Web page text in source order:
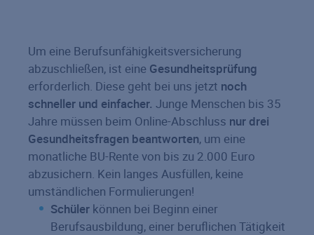
Um eine Berufsunfähigkeitsversicherung
abzuschließen, ist eine Gesundheitsprüfung
erforderlich. Diese geht bei uns jetzt noch
schneller und einfacher. Junge Menschen bis 35
Jahre müssen beim Online-Abschluss nur drei
Gesundheitsfragen beantworten, um eine
monatliche BU-Rente von bis zu 2.000 Euro
abzusichern. Kein langes Ausfüllen, keine
umständlichen Formulierungen!
Schüler können bei Beginn einer
Berufsausbildung, einer beruflichen Tätigkeit